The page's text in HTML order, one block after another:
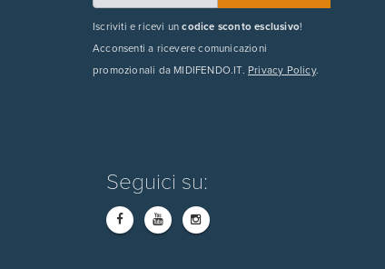
Iscriviti e ricevi uncodice sconto esclusivo!
Acconsenti a ricevere comunicazioni
promozionali da MIDIFENDO.IT. Privacy Policy.
Seguici su: